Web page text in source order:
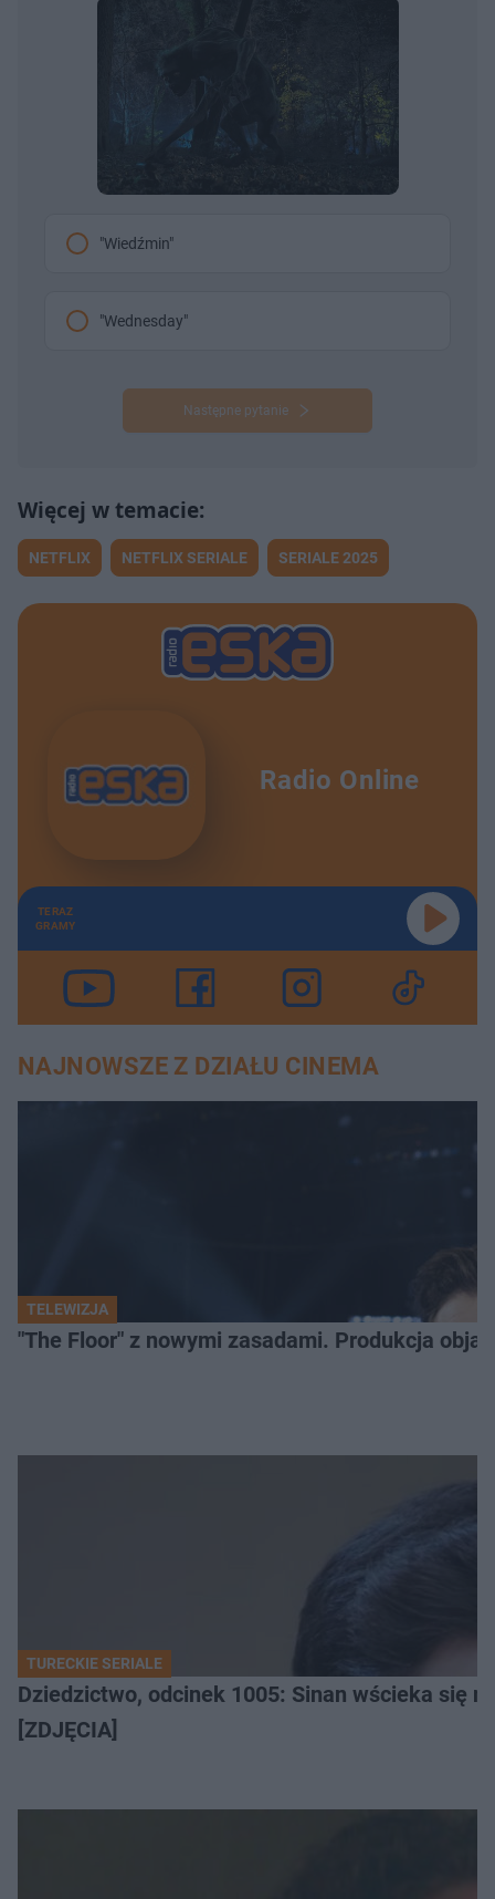
"Wiedźmin"
"Wednesday"
Następne pytanie
NETFLIX NETFLIX SERIALE SERIALE 2025
Radio Online
TERAZ
GRAMY
NAJNOWSZE Z DZIAŁU CINEMA
TELEWIZJA
"The Floor" z nowymi zasadami. Produkcja
TURECKIE SERIALE
Dziedzictwo, odcinek 1005: Sinan wścieka się
[ZDJĘCIA]